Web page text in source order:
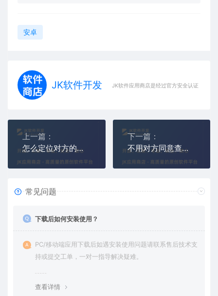
安卓
JK软件开发 JK软件应用商店是经过官方安全认证，保障
上一篇：
怎么定位对方的手机不用对方同意（定位软件下载）
下一篇：
不用对方同意查对方位置软件，手机号码直接定位器
常见问题
下载后如何安装使用？
PC/移动端应用下载后如遇安装使用问题请联系售后技术支
持或提交工单，一对一指导解决疑难。
查看详情